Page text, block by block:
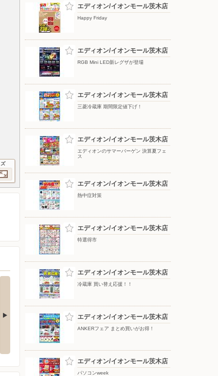
が登場 三菱冷蔵庫 期間限定値下げ！ 冷蔵庫 買い替え応援！！
エディオン/イオンモール茨木店
Happy Friday
エディオン/イオンモール茨木店
RGB Mini LED新レグザが登場
エディオン/イオンモール茨木店
三菱冷蔵庫 期間限定値下げ！
エディオン/イオンモール茨木店
エディオンのサマーバーゲン 決算夏フェ
ス
エディオン/イオンモール茨木店
熱中症対策
エディオン/イオンモール茨木店
特選得市
エディオン/イオンモール茨木店
冷蔵庫 買い替え応援！！
エディオン/イオンモール茨木店
ANKERフェア まとめ買いがお得！
エディオン/イオンモール茨木店
パソコンweek